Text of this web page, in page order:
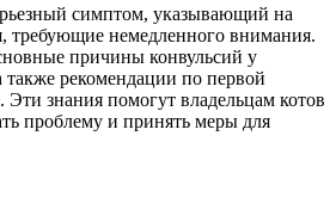
симптом, указывающий на
требующие немедленного внимания.
причины конвульсий у
рекомендации по первой
знания помогут владельцам котов
проблему и принять меры для